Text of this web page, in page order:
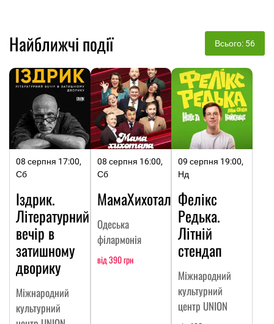
Найближчі події Всього: 56
08 серпня 17:00,
Сб
Іздрик.
Літературний
вечір в
затишному
дворику
Міжнародний
культурний
08 серпня 16:00,
Сб
МамаХихотала
Одеська
філармонія
від 390 грн
09 серпня 19:00,
Нд
Фелікс
Редька.
Літній
стендап
Міжнародний
культурний
центр UNION